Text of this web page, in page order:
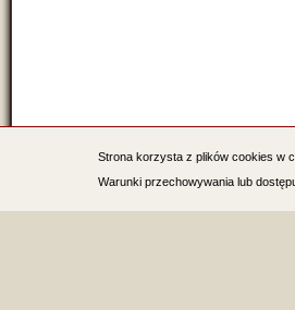
Strona korzysta z plików cookies w
Warunki przechowywania lub